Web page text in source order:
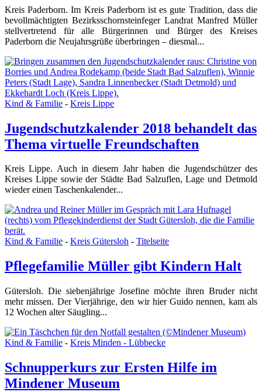
Kreis Paderborn. Im Kreis Paderborn ist es gute Tradition, dass die
bevollmächtigten Bezirksschornsteinfeger Landrat Manfred Müller
stellvertretend für alle Bürgerinnen und Bürger des Kreises
Paderborn die Neujahrsgrüße überbringen – diesmal...
Kind & Familie - Kreis Lippe
Jugendschutzkalender 2018 behandelt das
Thema virtuelle Freundschaften
Kreis Lippe. Auch in diesem Jahr haben die Jugendschützer des
Kreises Lippe sowie der Städte Bad Salzuflen, Lage und Detmold
wieder einen Taschenkalender...
Kind & Familie - Kreis Gütersloh - Titelseite
Pflegefamilie Müller gibt Kindern Halt
Gütersloh. Die siebenjährige Josefine möchte ihren Bruder nicht
mehr missen. Der Vierjährige, den wir hier Guido nennen, kam als
12 Wochen alter Säugling...
Kind & Familie - Kreis Minden - Lübbecke
Schnupperkurs zur Ersten Hilfe im
Mindener Museum